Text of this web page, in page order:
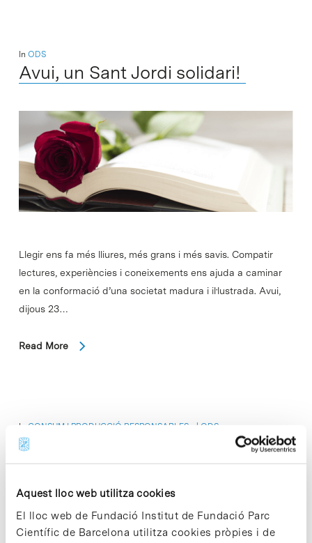
Aquest lloc web utilitza cookies
El lloc web de Fundació Institut de Fundació Parc
Científic de Barcelona utilitza cookies pròpies i de
In ODS
Avui, un Sant Jordi solidari!
Llegir ens fa més lliures, més grans i més savis. Compatir
lectures, experiències i coneixements ens ajuda a caminar
en la conformació d’una societat madura i il·lustrada. Avui,
dijous 23…
Read More
In CONSUM I PRODUCCIÓ RESPONSABLES, ODS
Cartró compactat al Parc per
millorar la seva valorització